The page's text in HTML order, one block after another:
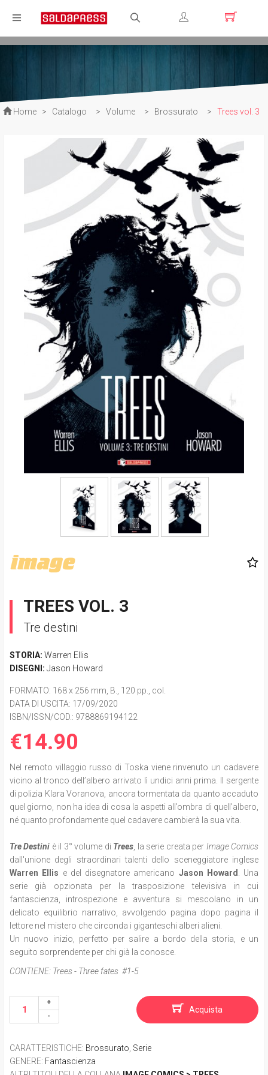
Registrati
Home > Catalogo > Volume > Brossurato > Trees vol. 3
TREES VOL. 3
Tre destini
STORIA: Warren Ellis
DISEGNI: Jason Howard
FORMATO: 168 x 256 mm, B., 120 pp., col.
DATA DI USCITA: 17/09/2020
ISBN/ISSN/COD.: 9788869194122
€14.90
Nel remoto villaggio russo di Toska viene rinvenuto un cadavere
vicino al tronco dell’albero arrivato lì undici anni prima. Il sergente
di polizia Klara Voranova, ancora tormentata da quanto accaduto
quel giorno, non ha idea di cosa la aspetti all’ombra di quell’albero,
né quanto profondamente quel cadavere cambierà la sua vita.
Tre Destini è il 3° volume di Trees , la serie creata per Image Comics
dall'unione degli straordinari talenti dello sceneggiatore inglese
Warren Ellis e del disegnatore americano Jason Howard
. Una
serie già opzionata per la trasposizione televisiva in cui
fantascienza, introspezione e avventura si mescolano in un
delicato equilibrio narrativo, avvolgendo pagina dopo pagina il
lettore nel mistero che circonda i giganteschi alberi alieni.
Un nuovo inizio, perfetto per salire a bordo della storia, e un
seguito sorprendente per chi già la conosce.
CONTIENE: Trees - Three fates #1-5
Acquista
CARATTERISTICHE: Brossurato Serie
GENERE: Fantascienza